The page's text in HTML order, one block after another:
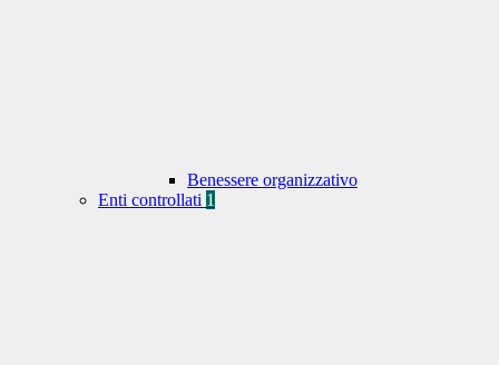
Benessere organizzativo
Enti controllati 1